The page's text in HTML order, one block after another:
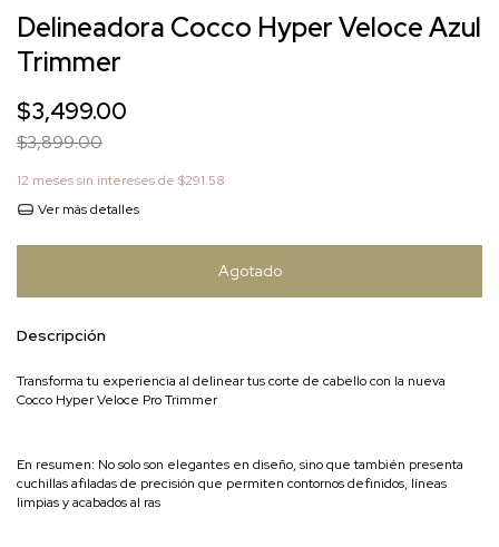
Delineadora Cocco Hyper Veloce Azul
Trimmer
$3,499.00
$3,899.00
12 meses sin intereses de $291.58
Ver más detalles
Descripción
Transforma tu experiencia al delinear tus corte de cabello con la nueva
Cocco Hyper Veloce Pro Trimmer
En resumen: No solo son elegantes en diseño, sino que también presenta
cuchillas afiladas de precisión que permiten contornos definidos, líneas
limpias y acabados al ras